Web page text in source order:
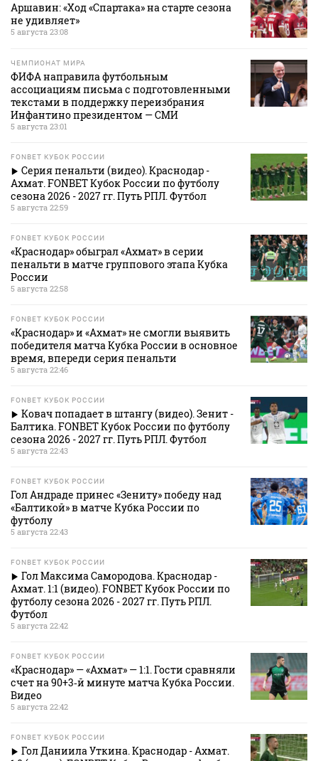
Аршавин: «Ход «Спартака» на старте сезона
не удивляет»
5 августа 23:08
ЧЕМПИОНАТ МИРА
ФИФА направила футбольным
ассоциациям письма с подготовленными
текстами в поддержку переизбрания
Инфантино президентом — СМИ
5 августа 23:01
FONBET КУБОК РОССИИ
Серия пенальти (видео). Краснодар -
Ахмат. FONBET Кубок России по футболу
сезона 2026 - 2027 гг. Путь РПЛ. Футбол
5 августа 22:59
FONBET КУБОК РОССИИ
«Краснодар» обыграл «Ахмат» в серии
пенальти в матче группового этапа Кубка
России
5 августа 22:58
FONBET КУБОК РОССИИ
«Краснодар» и «Ахмат» не смогли выявить
победителя матча Кубка России в основное
время, впереди серия пенальти
5 августа 22:46
FONBET КУБОК РОССИИ
Ковач попадает в штангу (видео). Зенит -
Балтика. FONBET Кубок России по футболу
сезона 2026 - 2027 гг. Путь РПЛ. Футбол
5 августа 22:43
FONBET КУБОК РОССИИ
Гол Андраде принес «Зениту» победу над
«Балтикой» в матче Кубка России по
футболу
5 августа 22:43
FONBET КУБОК РОССИИ
Гол Максима Самородова. Краснодар -
Ахмат. 1:1 (видео). FONBET Кубок России по
футболу сезона 2026 - 2027 гг. Путь РПЛ.
Футбол
5 августа 22:42
FONBET КУБОК РОССИИ
«Краснодар» — «Ахмат» — 1:1. Гости сравняли
счет на 90+3‑й минуте матча Кубка России.
Видео
5 августа 22:42
FONBET КУБОК РОССИИ
Гол Даниила Уткина. Краснодар - Ахмат.